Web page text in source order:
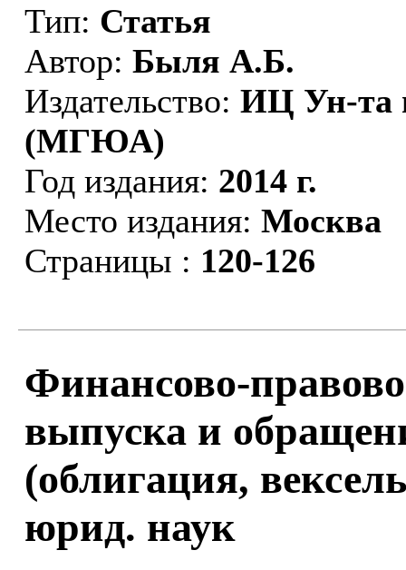
Тип: Статья
Автор: Быля А.Б.
Издательство: ИЦ Ун-та
(МГЮА)
Год издания: 2014 г.
Место издания: Москва
Страницы : 120-126
Финансово-
выпуска и
(облигация,
юрид. наук